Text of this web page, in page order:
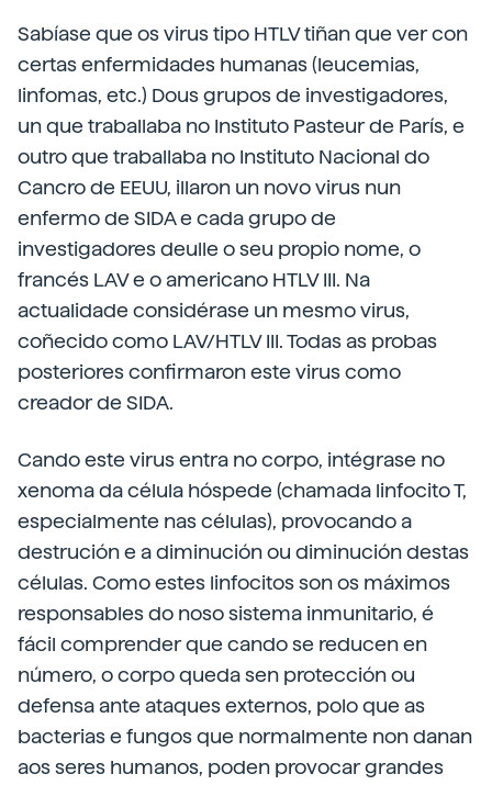
Sabíase que os virus tipo HTLV tiñan que ver con
certas enfermidades humanas (leucemias,
linfomas, etc.) Dous grupos de investigadores,
un que traballaba no Instituto Pasteur de París, e
outro que traballaba no Instituto Nacional do
Cancro de EEUU, illaron un novo virus nun
enfermo de SIDA e cada grupo de
investigadores deulle o seu propio nome, o
francés LAV e o americano HTLV III. Na
actualidade considérase un mesmo virus,
coñecido como LAV/HTLV III. Todas as probas
posteriores confirmaron este virus como
creador de SIDA.
Cando este virus entra no corpo, intégrase no
xenoma da célula hóspede (chamada linfocito T,
especialmente nas células), provocando a
destrución e a diminución ou diminución destas
células. Como estes linfocitos son os máximos
responsables do noso sistema inmunitario, é
fácil comprender que cando se reducen en
número, o corpo queda sen protección ou
defensa ante ataques externos, polo que as
bacterias e fungos que normalmente non danan
aos seres humanos, poden provocar grandes